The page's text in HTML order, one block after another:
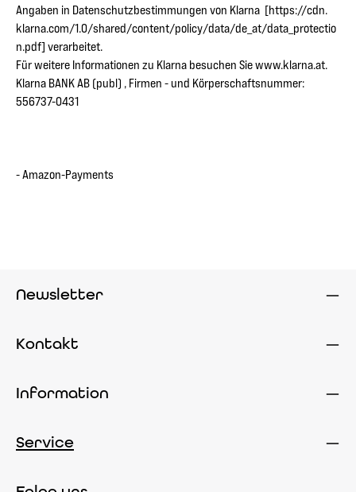
Angaben in Datenschutzbestimmungen von Klarna [https://cdn.
klarna.com/1.0/shared/content/policy/data/de_at/data_protectio
n.pdf] verarbeitet.
Für weitere Informationen zu Klarna besuchen Sie www.klarna.at.
Klarna BANK AB (publ) , Firmen - und Körperschaftsnummer:
556737-0431
- Amazon-Payments
Newsletter
Kontakt
Information
Service